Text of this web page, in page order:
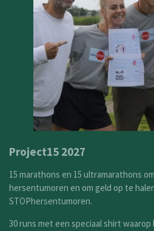
Project15 2027
15 marathons en 15 ultramarathons
hersentumoren en om geld op te
STOPhersentumoren.
30 runs met een speciaal shirt